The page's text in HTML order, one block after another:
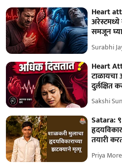
Heart
समजून
Surabhi
Heart
दुर्लक्षित
Sakshi
Satara: ९
तयारी
Priya More